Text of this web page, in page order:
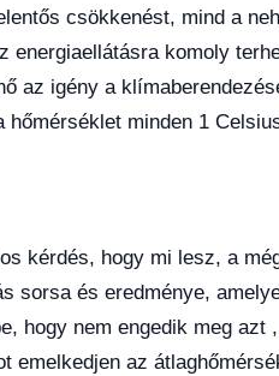
csökkenést, mind a
energiaellátásra komoly
az igény a
hőmérséklet minden 1
kérdés, hogy mi lesz, a
sorsa és eredménye,
hogy nem engedik meg azt
emelkedjen az